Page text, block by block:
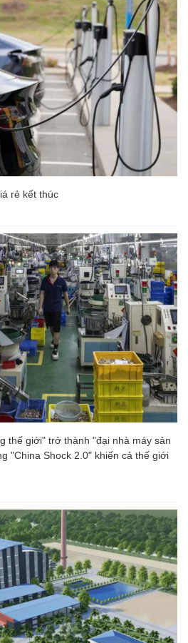
rẻ kết thúc
thế giới" trở thành "đại nhà máy sản
"China Shock 2.0" khiến cả thế giới